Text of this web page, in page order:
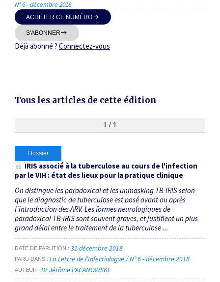
Thématiques
Du
N° 6 - décembre 2018
ACHETER CE NUMÉRO
S'ABONNER
Déjà abonné ? Connectez-vous
Tous les articles de cette édition
1 / 1
Dossier
IRIS associé à la tuberculose au cours de l'infection
par le VIH : état des lieux pour la pratique clinique
On distingue les paradoxical et les unmasking TB-IRIS selon
que le diagnostic de tuberculose est posé avant ou après
l'introduction des ARV. Les formes neurologiques de
paradoxical TB-IRIS sont souvent graves, et justifient un plus
grand délai entre le traitement de la tuberculose ...
DATE DE PARUTION 31 décembre 2018
PARU DANS La Lettre de l’Infectiologue / N° 6 - décembre 2018
AUTEUR Dr Jérôme PACANOWSKI